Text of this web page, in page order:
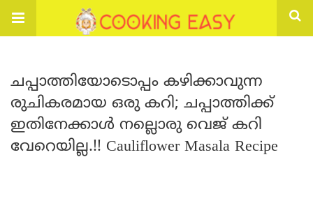
ചപ്പാത്തിയോടൊപ്പം കഴിക്കാവുന്ന
രുചികരമായ ഒരു കറി; ചപ്പാത്തിക്ക്
ഇതിനേക്കാൾ നല്ലൊരു വെജ് കറി
വേറെയില്ല.!! Cauliflower Masala Recipe